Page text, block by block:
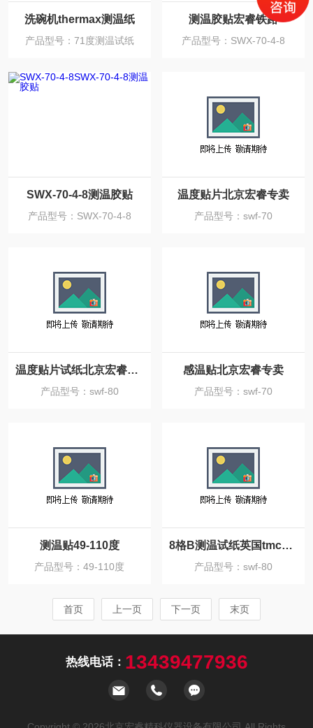
洗碗机thermax测温纸
产品型号：71度测温试纸
测温胶贴宏睿铁路
产品型号：SWX-70-4-8
SWX-70-4-8测温胶贴
产品型号：SWX-70-4-8
温度贴片北京宏睿专卖
产品型号：swf-70
温度贴片试纸北京宏睿特卖
产品型号：swf-80
感温贴北京宏睿专卖
产品型号：swf-70
测温贴49-110度
产品型号：49-110度
8格B测温试纸英国tmc授权北京总代
产品型号：swf-80
首页 上一页 下一页 末页
热线电话： 13439477936